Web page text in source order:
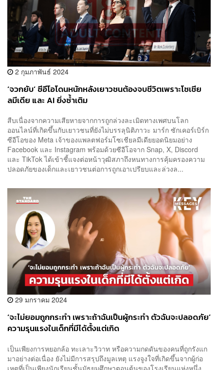
2 กุมภาพันธ์ 2024
‘จวกยับ’ ซีอีโอโดนหนักหลังเยาวชนต้องจบชีวิตเพราะโซเชีย
ลมีเดีย และ AI ยิ่งซ้ำเติม
สืบเนื่องจากความเสียหายจากการถูกล่วงละเมิดทางเพศบนโลก
ออนไลน์ที่เกิดขึ้นกับเยาวชนที่ยังไม่บรรลุนิติภาวะ มาร์ก ซักเคอร์เบิร์ก
ซีอีโอของ Meta เจ้าของแพลตฟอร์มโซเชียลมีเดียยอดนิยมอย่าง
Facebook และ Instagram พร้อมด้วยซีอีโอจาก Snap, X, Discord
และ TikTok ได้เข้าชี้แจงต่อหน้าวุฒิสภาถึงหนทางการคุ้มครองความ
ปลอดภัยของเด็กและเยาวชนต่อการถูกเอาเปรียบและล่วงล...
29 มกราคม 2024
‘จะไม่ยอมถูกกระทำ เพราะถ้าฉันเป็นผู้กระทำ ตัวฉันจะปลอดภัย’
ความรุนแรงในเด็กที่มีได้ตั้งแต่เกิด
เป็นเพียงการหยอกล้อ ทะเลาะวิวาท หรือความกดดันของคนที่ถูกรังแก
มาอย่างต่อเนื่อง ยังไม่มีการสรุปถึงมูลเหตุ แรงจูงใจที่เกิดขึ้นจากผู้ก่อ
เหตุที่เป็นเพียงนักเรียนชั้นมัธยมศึกษาตอนต้นของโรงเรียนแห่งหนึ่ง